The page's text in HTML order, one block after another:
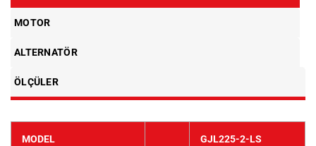
MOTOR
ALTERNATÖR
ÖLÇÜLER
MODEL GJL225-2-LS